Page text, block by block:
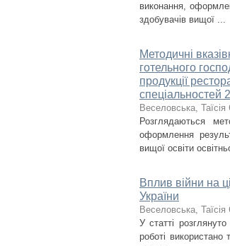
виконання,
здобувачів вищої ...
Методичні
готельного
продукції
спеціальностей
Веселовська, Таїсія
Розглядаються
оформлення
вищої освіти
Вплив війни на
України
Веселовська, Таїсія
У статті
роботі використано